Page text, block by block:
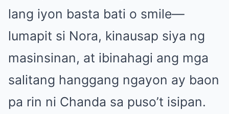
lang iyon basta bati o smile—
lumapit si Nora, kinausap siya ng
masinsinan, at ibinahagi ang mga
salitang hanggang ngayon ay baon
pa rin ni Chanda sa puso’t isipan.